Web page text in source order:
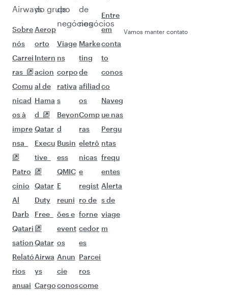
Airways
Sobre
nós
Carrei
ras
Comu
nicad
os à
impre
nsa
Patro
cínio
Al
Darb
Qatari
sation
Relató
rios
anuai
do grupo
Aerop
orto
Intern
acion
al de
Hama
d
Qatar
Execu
tive
Qatar
Duty
Free
Qatar
Airwa
ys
Cargo
de
negócios
Viage
ns
corpo
rativa
s
Beyon
d
Busin
ess
QMIC
E
reuni
ões e
event
os
Anun
cie
conos
de
negócios
Marke
ting
de
afiliad
os
Comp
ras
eletrô
nicas
e
regist
ro de
forne
cedor
es
Parcei
ros
come
Entre
em
conta
to
conos
co
Naveg
ue nas
Pergu
ntas
frequ
entes
Alerta
s de
viage
m
Vamos manter contato